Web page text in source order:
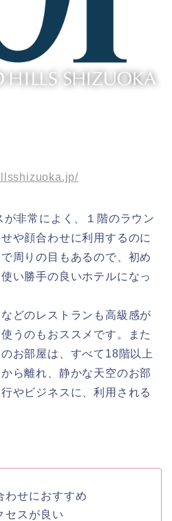
非常によく、１階のラウン
や顔合わせに利用するのに
周りの目もあるので、初め
い勝手の良いホテルになっ
どのレストランも高級感が
うのもおススメです。また
お部屋は、すべて18階以上
ら離れ、静かな天空のお部
やビジネスに、利用される
わせにおすすめ
セスが良い